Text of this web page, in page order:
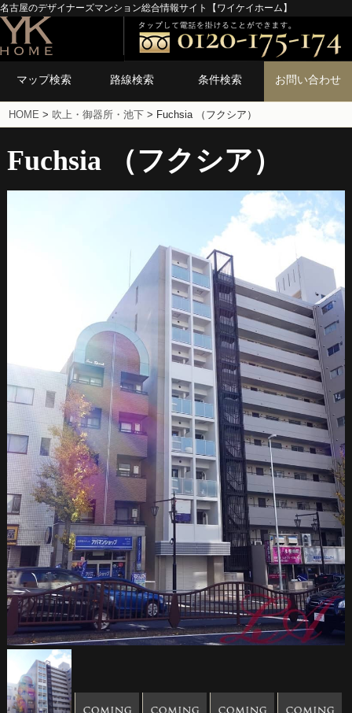
名古屋のデザイナーズマンション総合情報サイト【ワイケイホーム】
マップ検索 路線検索 条件検索 お問い合わせ
HOME > 吹上・御器所・池下 > Fuchsia （フクシア）
Fuchsia （フクシア）